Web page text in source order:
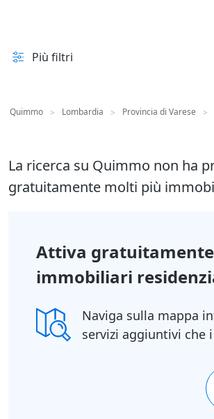
Più filtri
Quimmo > Lombardia > Provincia di Varese >
La ricerca su Quimmo non ha
gratuitamente molti più
Attiva
immobiliari
Naviga sulla mappa
servizi aggiuntivi che